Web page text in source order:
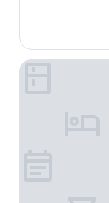
(1.735
yorum)
Hilton Garden